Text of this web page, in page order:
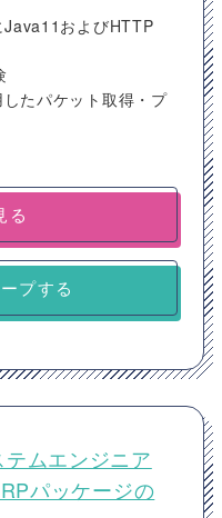
Java11およびHTTP
たパケット取得・プ
る
プする
テムエンジニア
パッケージの